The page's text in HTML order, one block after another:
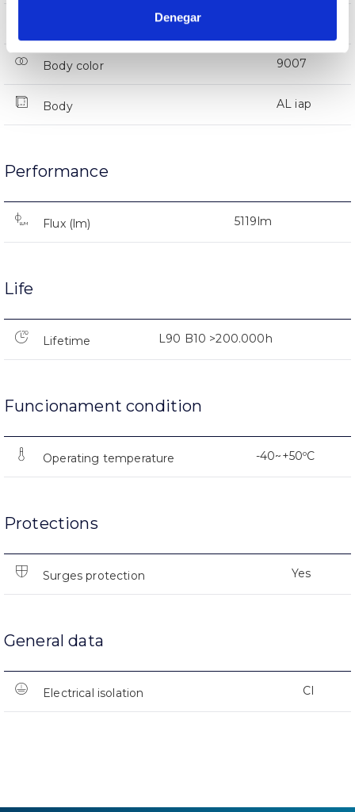
Denegar
Body color 9007
Body AL iap
Performance
Flux (lm) 5119lm
Life
Lifetime L90 B10 >200.000h
Funcionament condition
Operating temperature -40~+50ºC
Protections
Surges protection Yes
General data
Electrical isolation CI